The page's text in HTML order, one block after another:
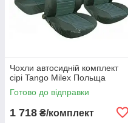
Чохли автосидній комплект
сірі Tango Milex Польща
Готово до відправки
1 718 ₴/комплект